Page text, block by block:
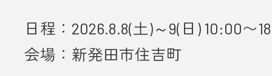
日程：2026.8.8(土)～9(日) 10:00〜
会場：新発田市住吉町